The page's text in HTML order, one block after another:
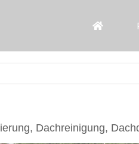
Dachreinigung,